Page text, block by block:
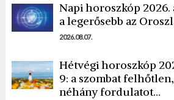
Napi horoszkóp 2026.
a legerősebb az
2026.08.07.
Hétvégi horoszkóp
9: a szombat
néhány fordulatot…